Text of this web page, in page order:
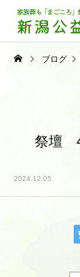
ブログ
祭壇
2024.12.05